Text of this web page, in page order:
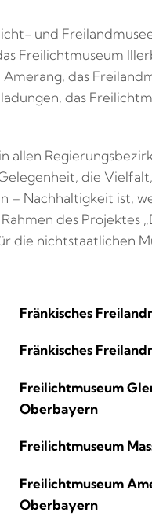
und
Freilichtmuseum
das
das
allen
die
Nachhaltigkeit ist,
des Projektes
die nichtstaatlichen
Fränkisches
Fränkisches
Freilichtmuseum
Oberbayern
Freilichtmuseum
Freilichtmuseum
Oberbayern